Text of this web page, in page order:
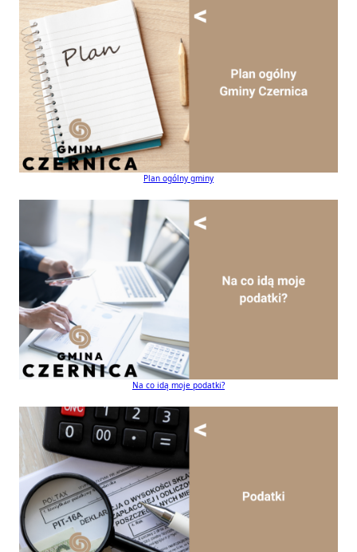
Plan ogólny gminy
Na co idą moje podatki?